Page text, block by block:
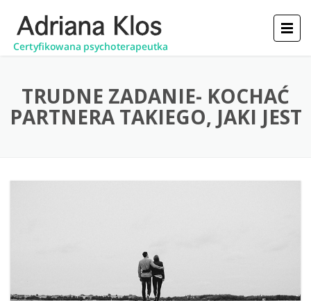
TRUDNE ZADANIE- KOCHAĆ
PARTNERA TAKIEGO, JAKI JEST